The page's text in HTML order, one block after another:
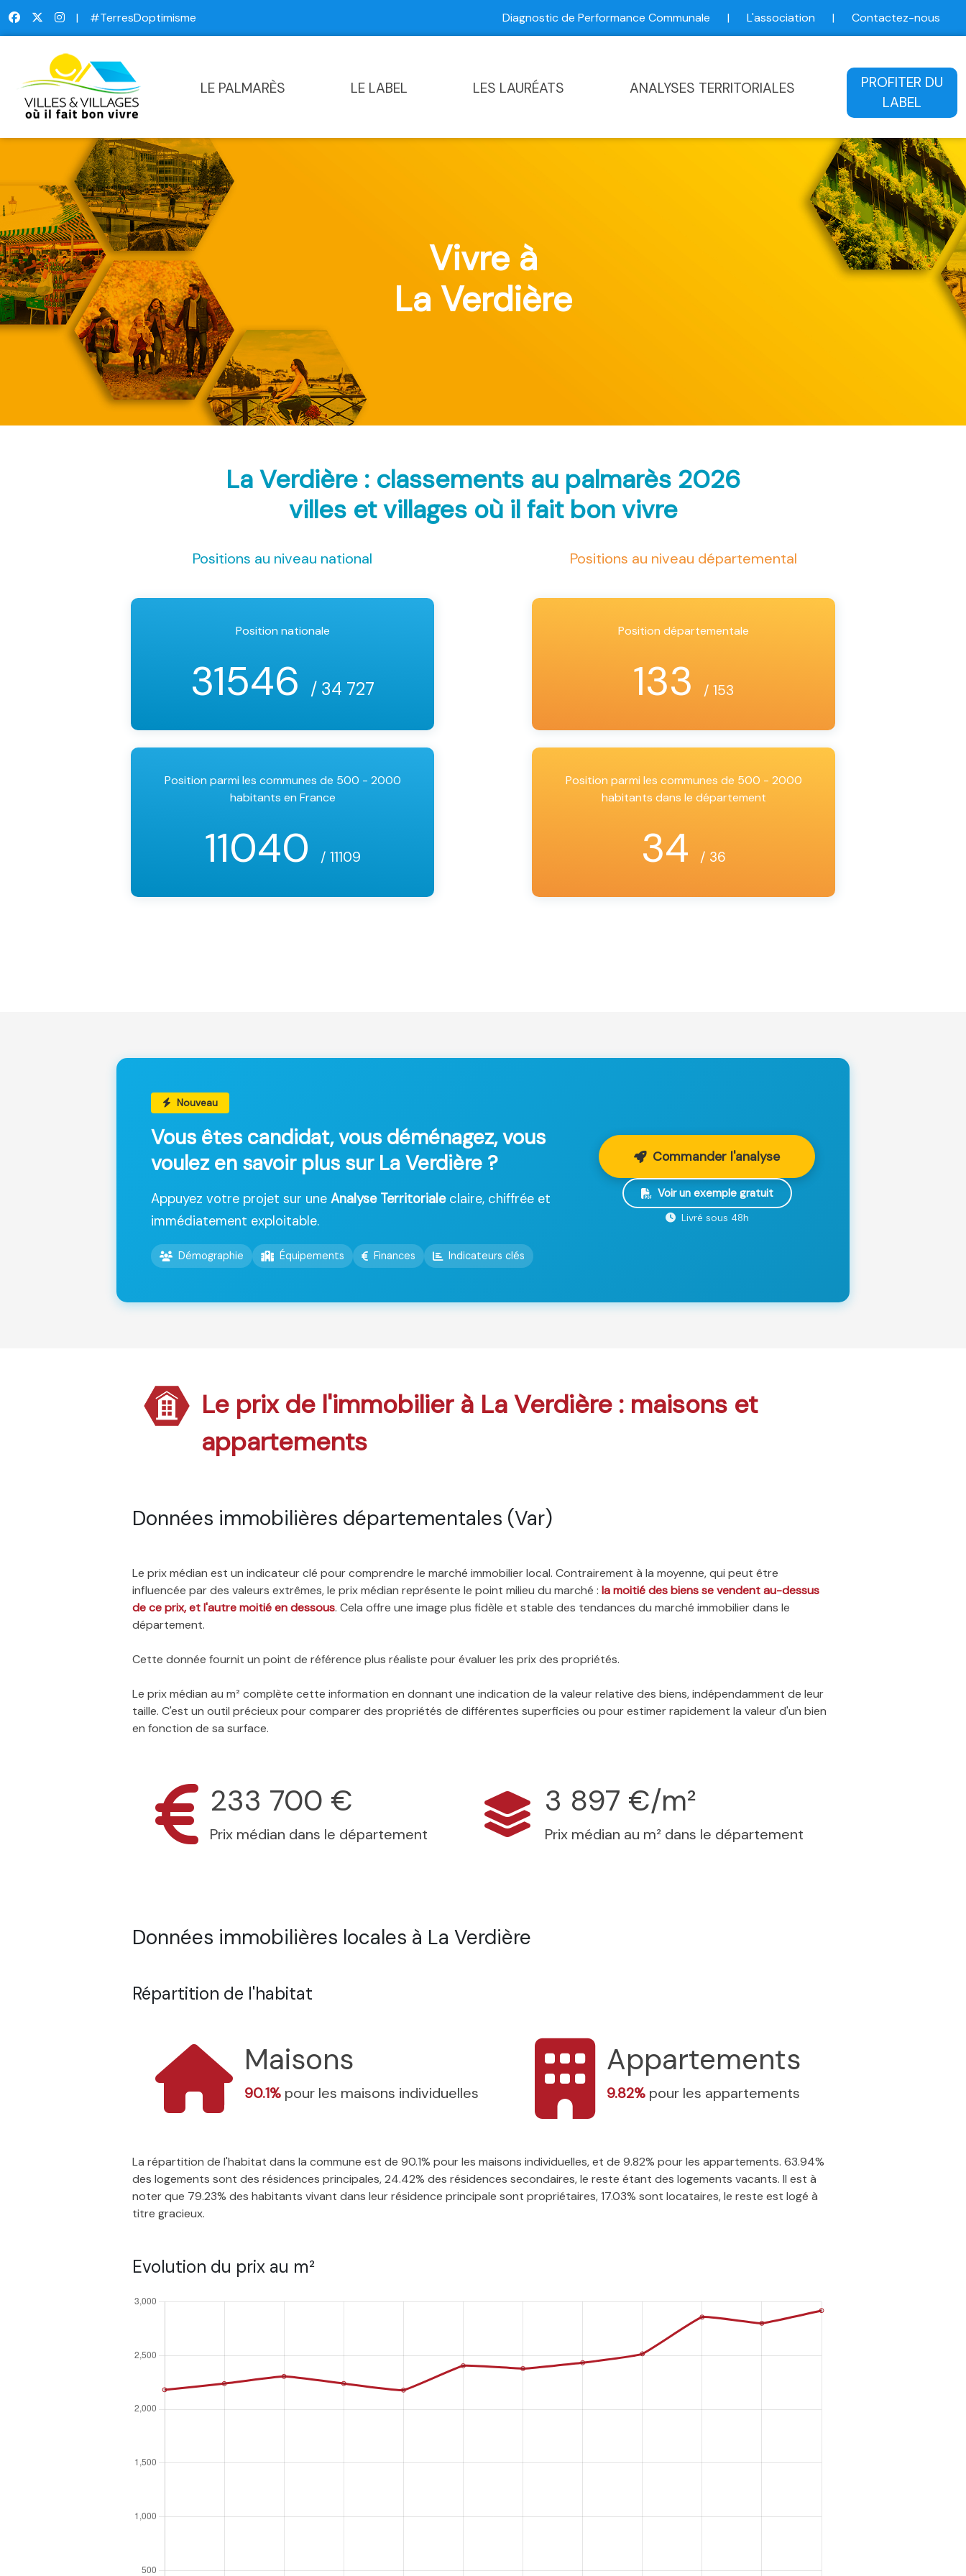
| #TerresDoptimisme Diagnostic de Performance Communale | L'association | Contactez-nous
LE PALMARÈS LE LABEL LES LAURÉATS ANALYSES TERRITORIALES
PROFITER DU
LABEL
Vivre à
La Verdière
La Verdière : classements au palmarès 2026
villes et villages où il fait bon vivre
Positions au niveau national
Position nationale
31546 / 34 727
Position parmi les communes de 500 - 2000
habitants en France
11040 / 11109
Positions au niveau départemental
Position départementale
133 / 153
Position parmi les communes de 500 - 2000
habitants dans le département
34 / 36
Nouveau
Vous êtes candidat, vous déménagez, vous
voulez en savoir plus sur La Verdière ?
Appuyez votre projet sur une Analyse Territorialeclaire, chiffrée et
immédiatement exploitable.
Démographie Équipements Finances Indicateurs clés
Commander l'analyse
Voir un exemple gratuit
Livré sous 48h
Le prix de l'immobilier à La Verdière : maisons et
appartements
Données immobilières départementales (Var)
Le prix médian est un indicateur clé pour comprendre le marché immobilier local. Contrairement à la moyenne, qui peut être
influencée par des valeurs extrêmes, le prix médian représente le point milieu du marché : la moitié des biens se vendent au-dessus
de ce prix, et l'autre moitié en dessous. Cela offre une image plus fidèle et stable des tendances du marché immobilier dans le
département.
Cette donnée fournit un point de référence plus réaliste pour évaluer les prix des propriétés.
Le prix médian au m² complète cette information en donnant une indication de la valeur relative des biens, indépendamment de leur
taille. C'est un outil précieux pour comparer des propriétés de différentes superficies ou pour estimer rapidement la valeur d'un bien
en fonction de sa surface.
233 700 €
Prix médian dans le département
3 897 €/m²
Prix médian au m² dans le département
Données immobilières locales à La Verdière
Répartition de l'habitat
Maisons
90.1% pour les maisons individuelles
Appartements
9.82% pour les appartements
La répartition de l'habitat dans la commune est de 90.1% pour les maisons individuelles, et de 9.82% pour les appartements. 63.94%
des logements sont des résidences principales, 24.42% des résidences secondaires, le reste étant des logements vacants. Il est à
noter que 79.23% des habitants vivant dans leur résidence principale sont propriétaires, 17.03% sont locataires, le reste est logé à
titre gracieux.
Evolution du prix au m²